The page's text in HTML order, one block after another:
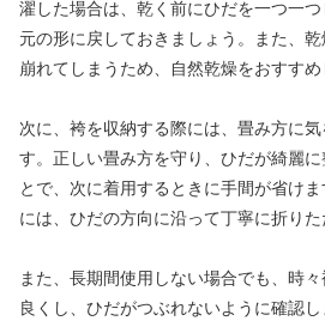
濯した場合は、乾く前にひだを一つ一つ
元の形に戻しておきましょう。また、
崩れてしまうため、自然乾燥をおすすめ
次に、袴を収納する際には、畳み方に
す。正しい畳み方を守り、ひだが綺麗
とで、次に着用するときに手間が省け
には、ひだの方向に沿って丁寧に折りた
また、長期間使用しない場合でも、時
良くし、ひだがつぶれないように確認